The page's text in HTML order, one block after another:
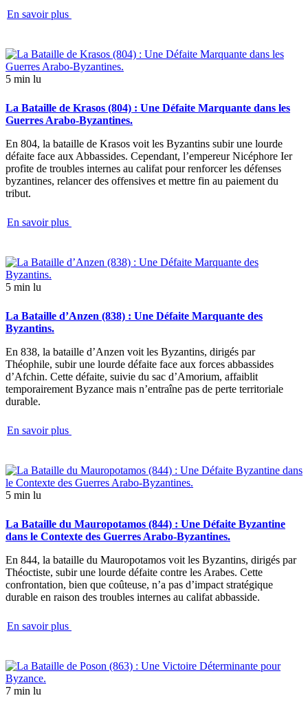
En savoir plus
5 min lu
La Bataille de Krasos (804) : Une Défaite Marquante dans les
Guerres Arabo-Byzantines.
En 804, la bataille de Krasos voit les Byzantins subir une lourde
défaite face aux Abbassides. Cependant, l’empereur Nicéphore Ier
profite de troubles internes au califat pour renforcer les défenses
byzantines, relancer des offensives et mettre fin au paiement du
tribut.
En savoir plus
5 min lu
La Bataille d’Anzen (838) : Une Défaite Marquante des
Byzantins.
En 838, la bataille d’Anzen voit les Byzantins, dirigés par
Théophile, subir une lourde défaite face aux forces abbassides
d’Afchin. Cette défaite, suivie du sac d’Amorium, affaiblit
temporairement Byzance mais n’entraîne pas de perte territoriale
durable.
En savoir plus
5 min lu
La Bataille du Mauropotamos (844) : Une Défaite Byzantine
dans le Contexte des Guerres Arabo-Byzantines.
En 844, la bataille du Mauropotamos voit les Byzantins, dirigés par
Théoctiste, subir une lourde défaite contre les Arabes. Cette
confrontation, bien que coûteuse, n’a pas d’impact stratégique
durable en raison des troubles internes au califat abbasside.
En savoir plus
7 min lu